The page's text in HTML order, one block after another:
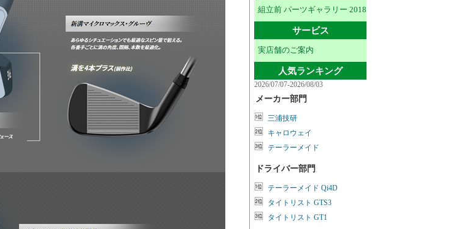
組立前 パーツギャラリー 2018
サービス
実店舗のご案内
人気ランキング
2026/07/07-2026/08/03
メーカー部門
三浦技研
キャロウェイ
テーラーメイド
ドライバー部門
テーラーメイド Qi4D
タイトリスト GTS3
タイトリスト GT1